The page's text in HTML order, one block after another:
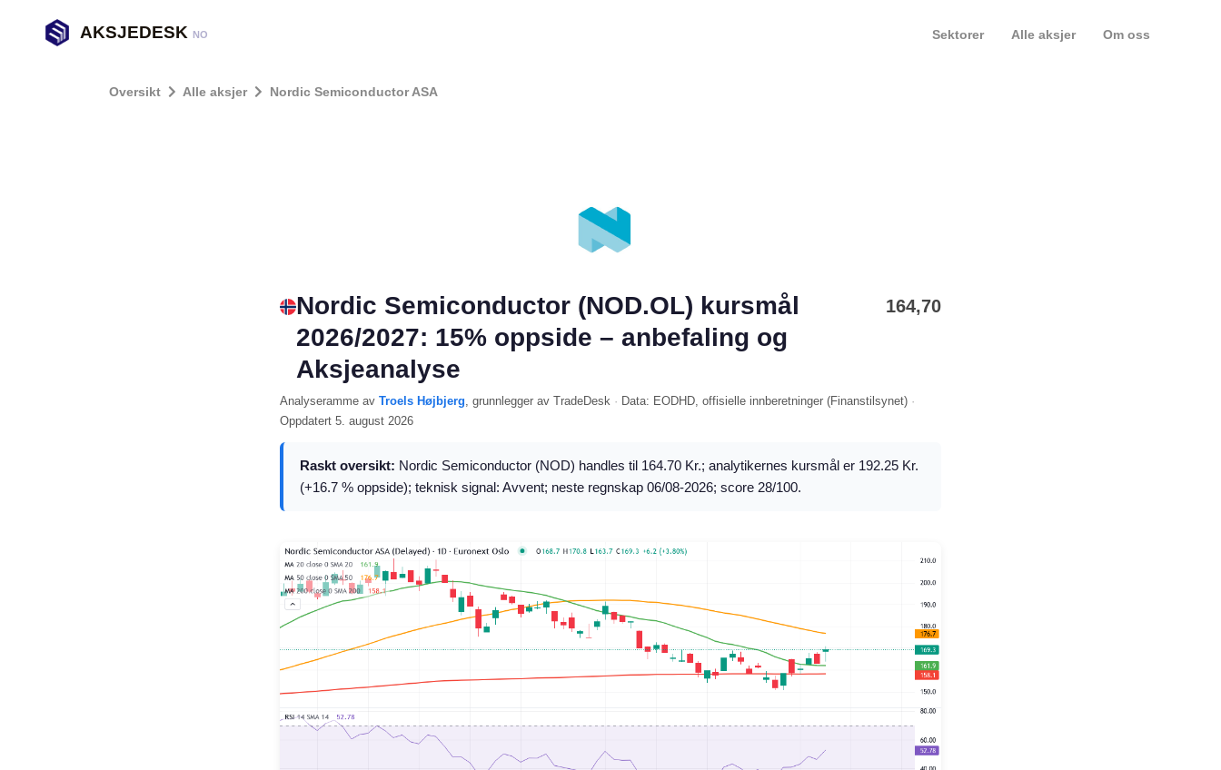
AKSJEDESK NO Om oss
Alle aksjer
Sektorer
Oversikt Alle aksjer Nordic Semiconductor ASA
Nordic Semiconductor (NOD.OL) kursmål
2026/2027: 15% oppside – anbefaling og
Aksjeanalyse
164,70
Analyseramme av Troels Højbjerg, grunnlegger av TradeDesk · Data: EODHD, offisielle innberetninger (Finanstilsynet) ·
Oppdatert 5. august 2026
Raskt oversikt: Nordic Semiconductor (NOD) handles til 164.70 Kr.; analytikernes kursmål er 192.25 Kr.
(+16.7 % oppside); teknisk signal: Avvent; neste regnskap 06/08-2026; score 28/100.